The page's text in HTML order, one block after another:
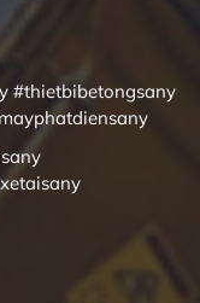
#thietbibetongsany